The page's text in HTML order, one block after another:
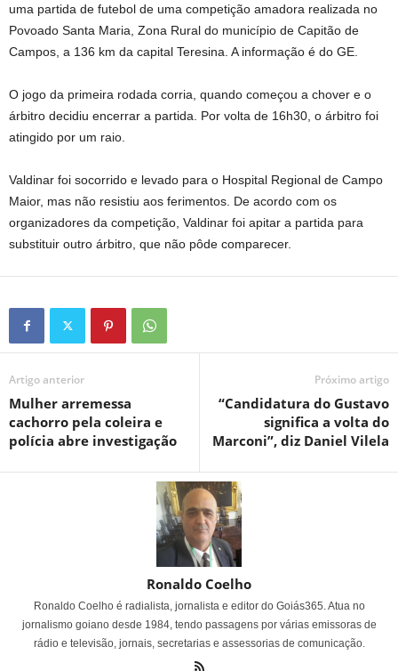
uma partida de futebol de uma competição amadora realizada no
Povoado Santa Maria, Zona Rural do município de Capitão de
Campos, a 136 km da capital Teresina. A informação é do GE.
O jogo da primeira rodada corria, quando começou a chover e o
árbitro decidiu encerrar a partida. Por volta de 16h30, o árbitro foi
atingido por um raio.
Valdinar foi socorrido e levado para o Hospital Regional de Campo
Maior, mas não resistiu aos ferimentos. De acordo com os
organizadores da competição, Valdinar foi apitar a partida para
substituir outro árbitro, que não pôde comparecer.
Artigo anterior
Mulher arremessa
cachorro pela coleira e
polícia abre investigação
Próximo artigo
“Candidatura do Gustavo
significa a volta do
Marconi”, diz Daniel Vilela
Ronaldo Coelho
Ronaldo Coelho é radialista, jornalista e editor do Goiás365. Atua no
jornalismo goiano desde 1984, tendo passagens por várias emissoras de
rádio e televisão, jornais, secretarias e assessorias de comunicação.